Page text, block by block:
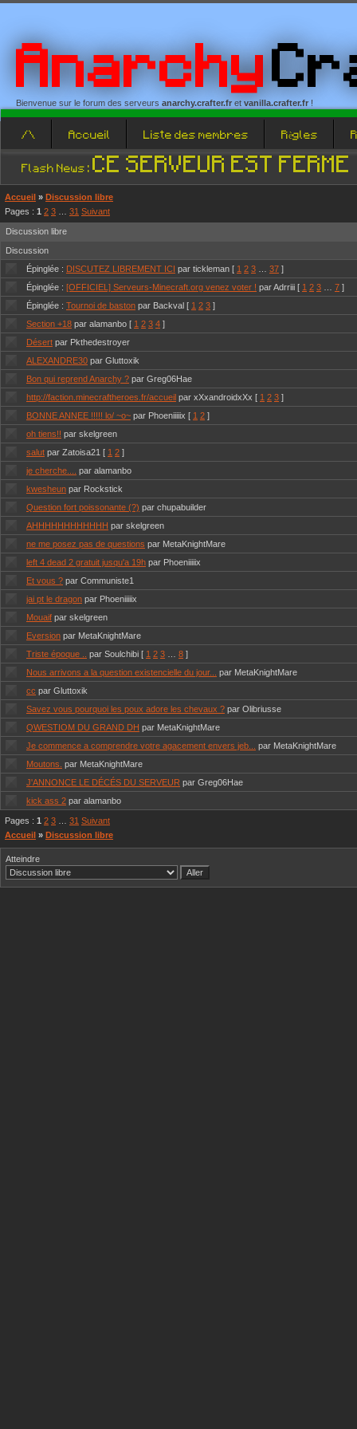
Anarchy
Bienvenue sur le forum des serveurs anarchy.crafter.fr et vanilla.crafter.fr !
/\ Accueil Liste des membres Règles
Flash News : CE SERVEUR EST FERME
Accueil » Discussion libre
Pages : 1 2 3 31 Suivant
Discussion libre
Discussion
Épinglée : DISCUTEZ LIBREMENT ICI par tickleman [ 1 2 3 37 ]
Épinglée : [OFFICIEL] Serveurs-Minecraft.org venez voter ! par Adrriii [ 1 2 3 7 ]
Épinglée : Tournoi de baston par Backval [ 1 2 3 ]
Section +18 par alamanbo [ 1 2 3 4 ]
Désert par Pkthedestroyer
ALEXANDRE30 par Gluttoxik
Bon qui reprend Anarchy ? par Greg06Hae
http://faction.minecraftheroes.fr/accueil par xXxandroidxXx [ 1 2 3 ]
BONNE ANNEE !!!!! lo/ ~o~ par Phoeniiiiix [ 1 2 ]
oh tiens!! par skelgreen
salut par Zatoisa21 [ 1 2 ]
je cherche....
par alamanbo
kwesheun par Rockstick
Question fort poissonante (?) par chupabuilder
AHHHHHHHHHHHH par skelgreen
ne me posez pas de questions par MetaKnightMare
left 4 dead 2 gratuit jusqu'a 19h par Phoeniiiiix
Et vous ? par Communiste1
jai pt le dragon par Phoeniiiiix
Mouaif par skelgreen
Eversion par MetaKnightMare
Triste époque ..
par Soulchibi [ 1 2 3 8 ]
Nous arrivons a la question existencielle du jour...
par MetaKnightMare
cc par Gluttoxik
Savez vous pourquoi les poux adore les chevaux ? par Olibriusse
QWESTIOM DU GRAND DH par MetaKnightMare
Je commence a comprendre votre agacement envers jeb...
par MetaKnightMare
Moutons. par MetaKnightMare
J'ANNONCE LE DÉCÉS DU SERVEUR par Greg06Hae
kick ass 2 par alamanbo
Pages : 1 2 3 31 Suivant
Accueil » Discussion libre
Atteindre